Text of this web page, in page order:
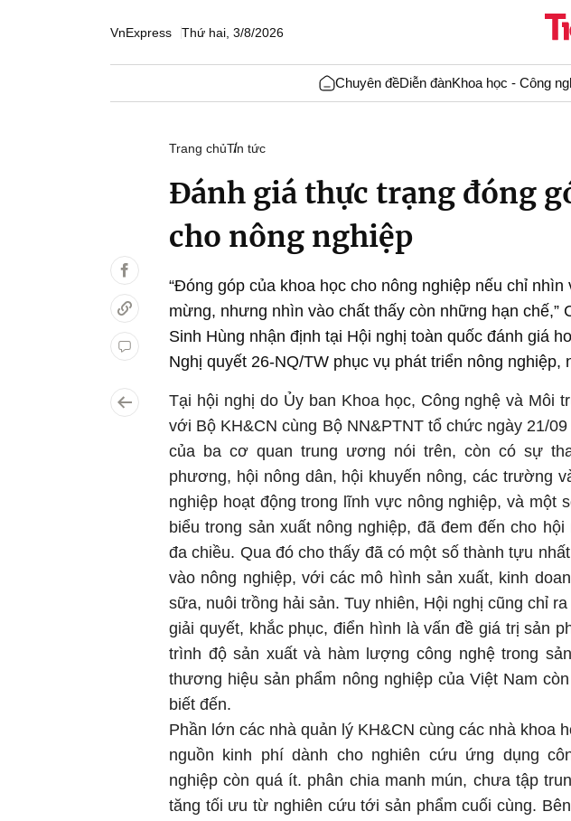
VnExpress Thứ hai, 3/8/2026
Chuyên đềDiễn đànKhoa học - Công
Trang chủTin tức
Đánh giá thực trạng đóng
cho nông nghiệp
“Đóng góp của khoa học cho nông nghiệp nếu chỉ
mừng, nhưng nhìn vào chất thấy còn những hạn chế,”
Sinh Hùng nhận định tại Hội nghị toàn quốc đánh giá
Nghị quyết 26-NQ/TW phục vụ phát triển nông nghiệp,
Tại hội nghị do Ủy ban Khoa học, Công nghệ và Môi
với Bộ KH&CN cùng Bộ NN&PTNT tổ chức ngày 21/
của ba cơ quan trung ương nói trên, còn có sự
phương, hội nông dân, hội khuyến nông, các trường
nghiệp hoạt động trong lĩnh vực nông nghiệp, và một
biểu trong sản xuất nông nghiệp, đã đem đến cho
đa chiều. Qua đó cho thấy đã có một số thành tựu
vào nông nghiệp, với các mô hình sản xuất, kinh
sữa, nuôi trồng hải sản. Tuy nhiên, Hội nghị cũng chỉ
giải quyết, khắc phục, điển hình là vấn đề giá trị sản
trình độ sản xuất và hàm lượng công nghệ trong
thương hiệu sản phẩm nông nghiệp của Việt Nam
biết đến.
Phần lớn các nhà quản lý KH&CN cùng các nhà khoa
nguồn kinh phí dành cho nghiên cứu ứng dụng
nghiệp còn quá ít. phân chia manh mún, chưa tập
tăng tối ưu từ nghiên cứu tới sản phẩm cuối cùng.